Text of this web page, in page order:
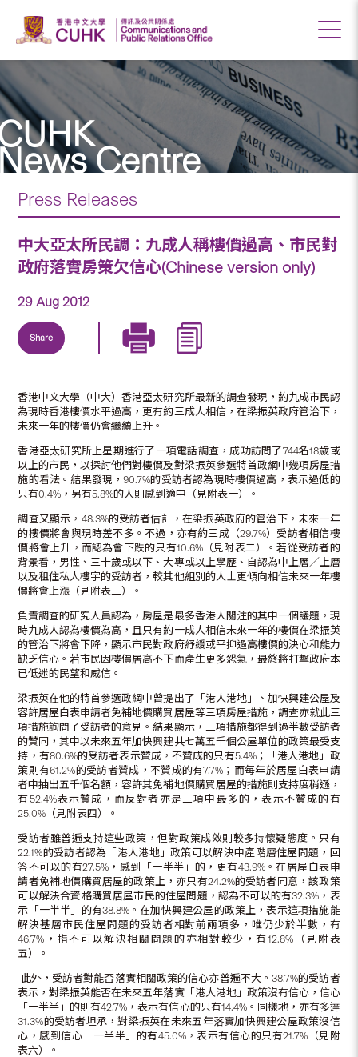
Centre
Press Releases
中大亞太所民調：九成人稱樓價過高、市民對
政府落實房策欠信心(Chinese version only)
29 Aug 2012
Share
香港中文大學（中大）香港亞太研究所最新的調查發現，約九成市民認
為現時香港樓價水平過高，更有約三成人相信，在梁振英政府管治下，
未來一年的樓價仍會繼續上升。
香港亞太研究所上星期進行了一項電話調查，成功訪問了744名18歲或
以上的市民，以探討他們對樓價及對梁振英參選特首政綱中幾項房屋措
施的看法。結果發現，90.7%的受訪者認為現時樓價過高，表示過低的
只有0.4%，另有5.8%的人則感到適中（見附表一）。
調查又顯示，48.3%的受訪者估計，在梁振英政府的管治下，未來一年
的樓價將會與現時差不多。不過，亦有約三成（29.7%）受訪者相信樓
價將會上升，而認為會下跌的只有10.6%（見附表二）。若從受訪者的
背景看，男性、三十歲或以下、大專或以上學歷、自認為中上層／上層
以及租住私人樓宇的受訪者，較其他組別的人士更傾向相信未來一年樓
價將會上漲（見附表三）。
負責調查的研究人員認為，房屋是最多香港人關注的其中一個議題，現
時九成人認為樓價為高，且只有約一成人相信未來一年的樓價在梁振英
的管治下將會下降，顯示市民對政府紓緩或平抑過高樓價的決心和能力
缺乏信心。若市民因樓價居高不下而產生更多怨氣，最終將打擊政府本
已低迷的民望和威信。
梁振英在他的特首參選政綱中曾提出了「港人港地」、加快興建公屋及
容許居屋白表申請者免補地價購買居屋等三項房屋措施，調查亦就此三
項措施詢問了受訪者的意見。結果顯示，三項措施都得到過半數受訪者
的贊同，其中以未來五年加快興建共七萬五千個公屋單位的政策最受支
持，有80.6%的受訪者表示贊成，不贊成的只有5.4%；「港人港地」政
策則有61.2%的受訪者贊成，不贊成的有7.7%；而每年於居屋白表申請
者中抽出五千個名額，容許其免補地價購買居屋的措施則支持度稍遜，
有52.4%表示贊成，而反對者亦是三項中最多的，表示不贊成的有
25.0%（見附表四）。
受訪者雖普遍支持這些政策，但對政策成效則較多持懷疑態度。只有
22.1%的受訪者認為「港人港地」政策可以解決中產階層住屋問題，回
答不可以的有27.5%，感到「一半半」的，更有43.9%。在居屋白表申
請者免補地價購買居屋的政策上，亦只有24.2%的受訪者同意，該政策
可以解決合資格購買居屋市民的住屋問題，認為不可以的有32.3%，表
示「一半半」的有38.8%。在加快興建公屋的政策上，表示這項措施能
解決基層市民住屋問題的受訪者相對前兩項多，唯仍少於半數，有
46.7%，指不可以解決相關問題的亦相對較少，有12.8%（見附表
五）。
此外，受訪者對能否落實相關政策的信心亦普遍不大。38.7%的受訪者
表示，對梁振英能否在未來五年落實「港人港地」政策沒有信心，信心
「一半半」的則有42.7%，表示有信心的只有14.4%。同樣地，亦有多達
31.3%的受訪者坦承，對梁振英在未來五年落實加快興建公屋政策沒信
心，感到信心「一半半」的有45.0%，表示有信心的只有21.7%（見附
表六）。